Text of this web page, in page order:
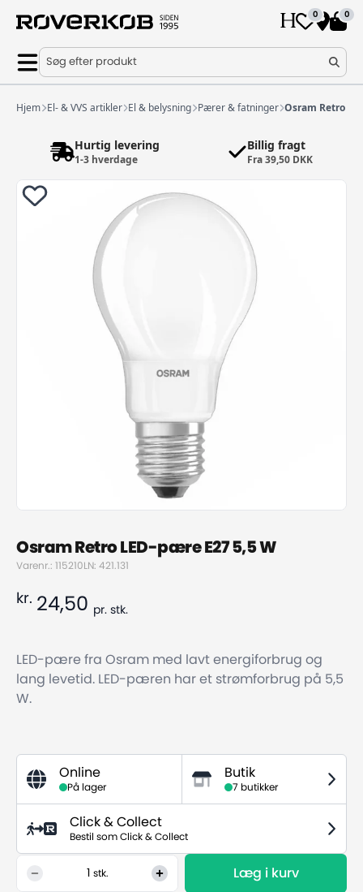
0 0
Søg efter produkt
Hjem El- & VVS artikler El & belysning Pærer & fatninger Osram Retro
Hurtig levering
1-3 hverdage
Billig fragt
Fra 39,50 DKK
Osram Retro LED-pære E27 5,5 W
Varenr.: 115210LN: 421.131
kr. 24,50 pr. stk.
LED-pære fra Osram med lavt energiforbrug og
lang levetid. LED-pæren har et strømforbrug på 5,5
W.
Online
På lager
Butik
7 butikker
Click & Collect
Bestil som Click & Collect
stk. Læg i kurv